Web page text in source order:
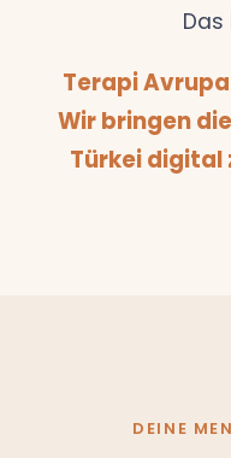
Terapi
Wir bringen
Türkei digital
DEINE